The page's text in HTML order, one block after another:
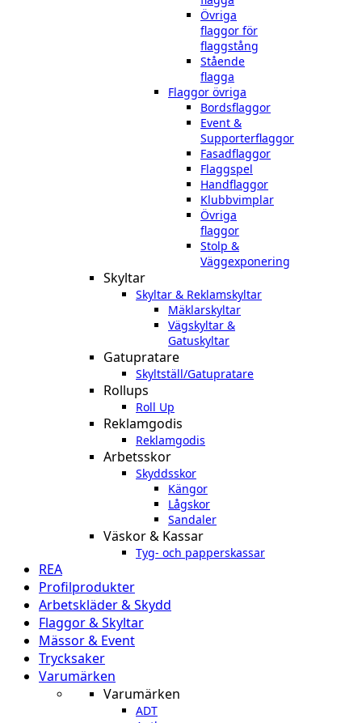
Övriga
flaggor för
flaggstång
Stående
flagga
Flaggor övriga
Bordsflaggor
Event &
Supporterflaggor
Fasadflaggor
Flaggspel
Handflaggor
Klubbvimplar
Övriga
flaggor
Stolp &
Väggexponering
Skyltar
Skyltar & Reklamskyltar
Mäklarskyltar
Vägskyltar &
Gatuskyltar
Gatupratare
Skyltställ/Gatupratare
Rollups
Roll Up
Reklamgodis
Reklamgodis
Arbetsskor
Skyddsskor
Kängor
Lågskor
Sandaler
Väskor & Kassar
Tyg- och papperskassar
REA
Profilprodukter
Arbetskläder & Skydd
Flaggor & Skyltar
Mässor & Event
Trycksaker
Varumärken
Varumärken
ADT